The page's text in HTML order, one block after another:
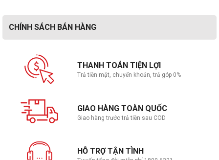
CHÍNH SÁCH BÁN HÀNG
THANH TOÁN TIỆN LỢI
Trả tiền mặt, chuyển khoản, trả góp 0%
GIAO HÀNG TOÀN QUỐC
Giao hàng trước trả tiền sau COD
HỖ TRỢ TẬN TÌNH